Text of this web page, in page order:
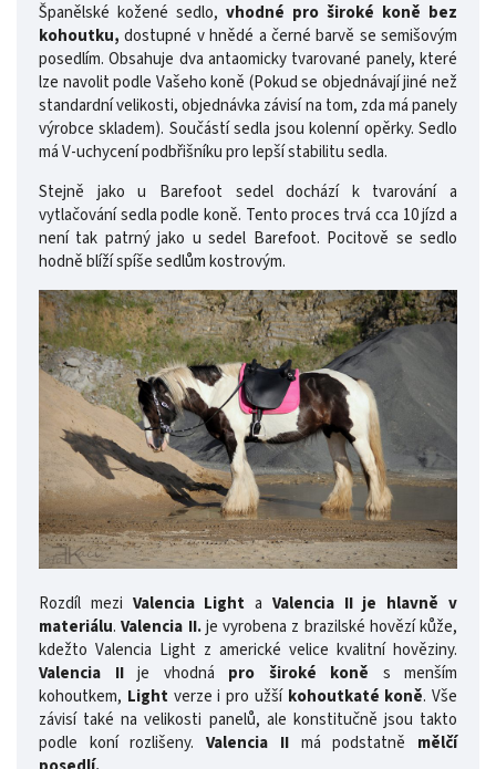
Španělské kožené sedlo, vhodné pro široké koně bez
kohoutku, dostupné v hnědé a černé barvě se semišovým
posedlím. Obsahuje dva antaomicky tvarované panely, které
lze navolit podle Vašeho koně (Pokud se objednávají jiné než
standardní velikosti, objednávka závisí na tom, zda má panely
výrobce skladem). Součástí sedla jsou kolenní opěrky. Sedlo
má V-uchycení podbřišníku pro lepší stabilitu sedla.
Stejně jako u Barefoot sedel dochází k tvarování a
vytlačování sedla podle koně. Tento proces trvá cca 10 jízd a
není tak patrný jako u sedel Barefoot. Pocitově se sedlo
hodně blíží spíše sedlům kostrovým.
Rozdíl mezi Valencia Light a Valencia II je hlavně v
materiálu.Valencia II.je vyrobena z brazilské hovězí kůže,
kdežto Valencia Light z americké velice kvalitní hověziny.
Valencia IIje vhodná pro široké koně s menším
kohoutkem, Lightverze i pro užší kohoutkaté koně. Vše
závisí také na velikosti panelů, ale konstitučně jsou takto
podle koní rozlišeny.Valencia II má podstatně mělčí